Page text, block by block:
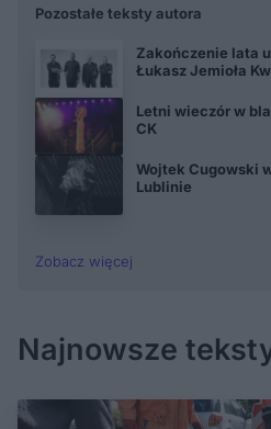
Pozostałe teksty autora
Zakończenie lata
Łukasz Jemioła
Letni wieczór w
CK
Wojtek Cugowski
Lublinie
Zobacz więcej
Najnowsze